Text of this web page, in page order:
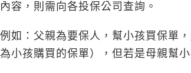
容，則需向各投保公司查詢。
：父親為要保人，幫小孩買保單，
小孩購買的保單），但若是母親幫